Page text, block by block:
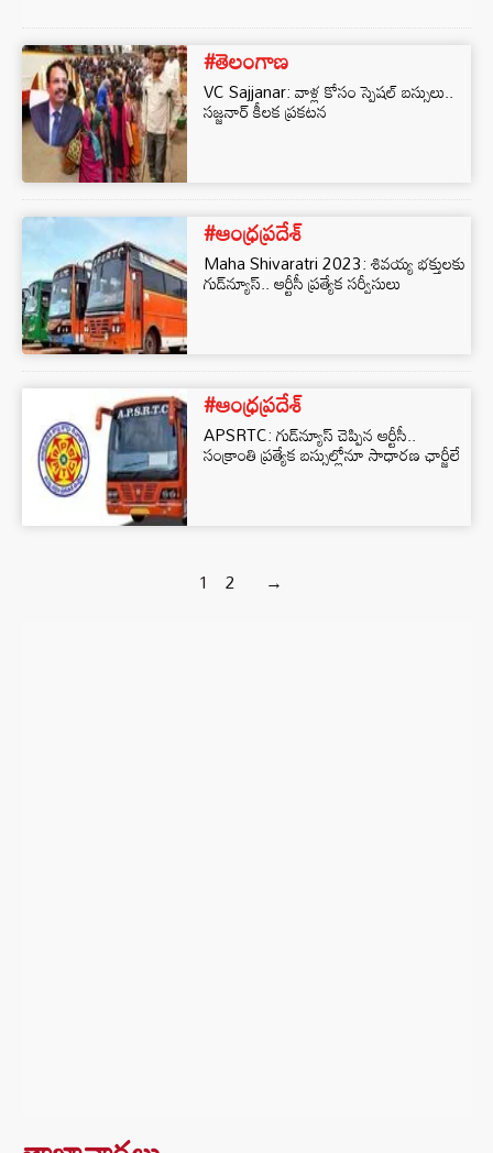
#తెలంగాణ
VC Sajjanar: వాళ్ల కోసం స్పెషల్ బస్సులు..
సజ్జనార్ కీలక ప్రకటన
#ఆంధ్రప్రదేశ్
Maha Shivaratri 2023: శివయ్య భక్తులకు
గుడ్‌న్యూస్‌.. ఆర్టీసీ ప్రత్యేక సర్వీసులు
#ఆంధ్రప్రదేశ్
APSRTC: గుడ్‌న్యూస్‌ చెప్పిన ఆర్టీసీ..
సంక్రాంతి ప్రత్యేక బస్సుల్లోనూ సాధారణ ఛార్జీలే
1 2 →